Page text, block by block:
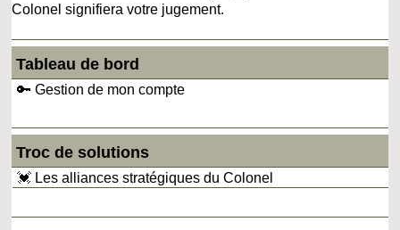
Colonel signifiera votre jugement.
Tableau de bord
🔑 Gestion de mon compte
Troc de solutions
💓 Les alliances stratégiques du Colonel